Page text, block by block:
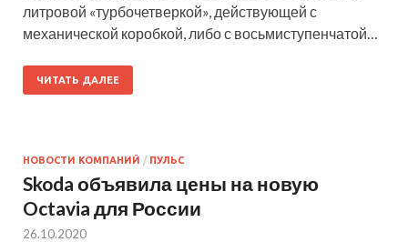
литровой «турбочетверкой», действующей с
механической коробкой, либо с восьмиступенчатой…
ЧИТАТЬ ДАЛЕЕ
НОВОСТИ КОМПАНИЙ / ПУЛЬС
Skoda объявила цены на новую
Octavia для России
26.10.2020